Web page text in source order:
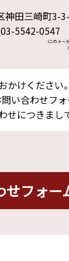
田三崎町3-
5542-0547
（このメー
けください。
合わせフ
につきまし
せフォー